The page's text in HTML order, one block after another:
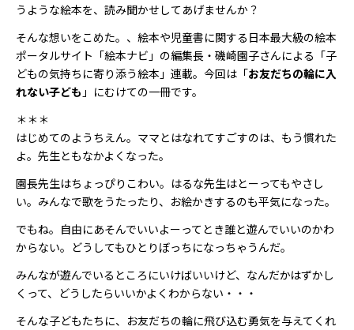
うような絵本を、読み聞かせしてあげませんか？
そんな想いをこめた。、絵本や児童書に関する日本最大級の絵本
ポータルサイト「絵本ナビ」の編集長・磯崎園子さんによる「子
どもの気持ちに寄り添う絵本」連載。今回は「お友だちの輪に入
れない子ども 」にむけての一冊です。
＊＊＊
はじめてのようちえん。ママとはなれてすごすのは、もう慣れた
よ。先生ともなかよくなった。
園長先生はちょっぴりこわい。はるな先生はとーってもやさし
い。みんなで歌をうたったり、お絵かきするのも平気になった。
でもね。自由にあそんでいいよーってとき誰と遊んでいいのかわ
からない。どうしてもひとりぼっちになっちゃうんだ。
みんなが遊んでいるところにいけばいいけど、なんだかはずかし
くって、どうしたらいいかよくわからない・・・
そんな子どもたちに、お友だちの輪に飛び込む勇気を与えてくれ